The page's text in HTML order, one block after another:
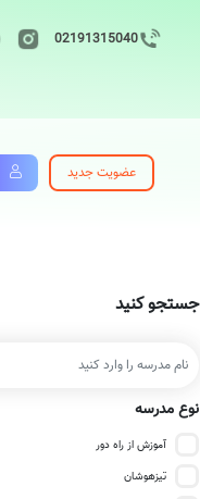
02191315040
عضویت جدید
جستجو کنید
نوع مدرسه
آموزش از راه دور
تیزهوشان